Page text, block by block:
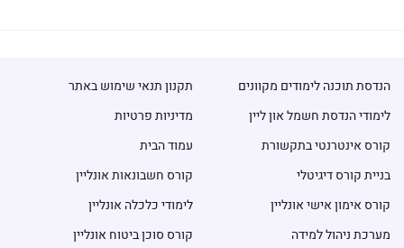
תקנון תנאי שימוש באתר
מדיניות פרטיות
עמוד הבית
הנדסת תוכנה לימודים מקוונים
לימודי הנדסת חשמל און ליין
קורס אינטרנטי בתקשורת
קורס חשבונאות אונליין
לימודי כלכלה אונליין
קורס סוכן ביטוח אונליין
בניית קורס דיגיטלי
קורס אימון אישי אונליין
מערכת ניהול למידה